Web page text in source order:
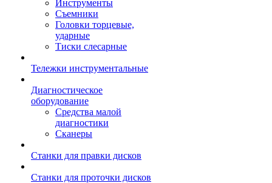
Инструменты
Съемники
Головки торцевые,
ударные
Тиски слесарные
Тележки инструментальные
Диагностическое
оборудование
Средства малой
диагностики
Сканеры
Станки для правки дисков
Станки для проточки дисков